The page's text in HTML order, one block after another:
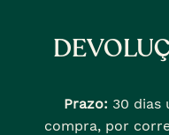
Prazo: 30 dias
compra, por